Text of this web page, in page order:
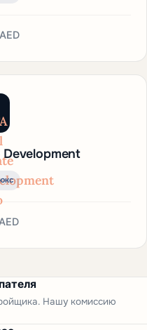
Development
Нашу комиссию